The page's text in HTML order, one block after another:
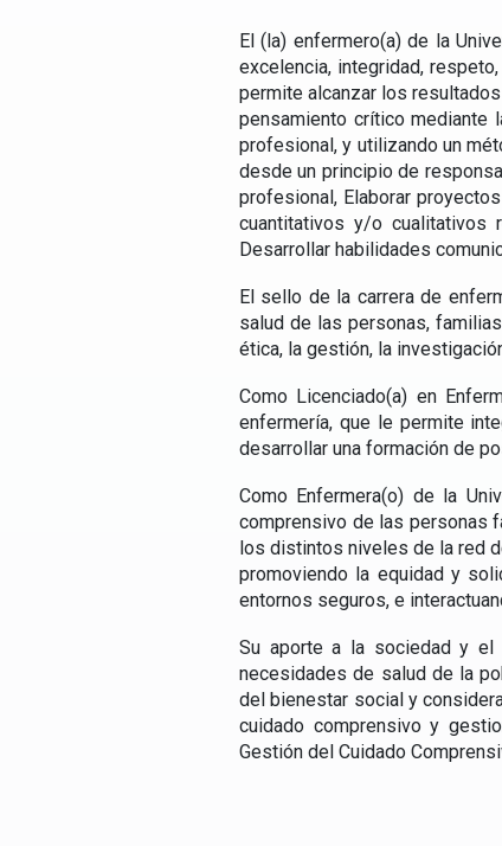
El (la) enfermero(a) de la
excelencia, integridad,
permite alcanzar los
pensamiento crítico mediante
profesional, y utilizando un
desde un principio de
profesional, Elaborar
cuantitativos y/o cualitativos
Desarrollar habilidades
El sello de la carrera de
salud de las personas,
ética, la gestión, la
Como Licenciado(a) en
enfermería, que le permite
desarrollar una formación de
Como Enfermera(o) de la
comprensivo de las personas
los distintos niveles de la red
promoviendo la equidad y
entornos seguros, e
Su aporte a la sociedad y el
necesidades de salud de la
del bienestar social y
cuidado comprensivo y
Gestión del Cuidado